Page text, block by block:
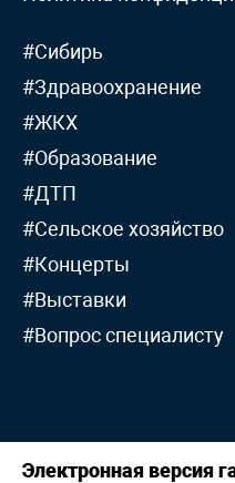
#Сибирь
#Здравоохранение
#ЖКХ
#Образование
#ДТП
#Сельское хозяйство
#Концерты
#Выставки
#Вопрос специалисту
Электронная версия